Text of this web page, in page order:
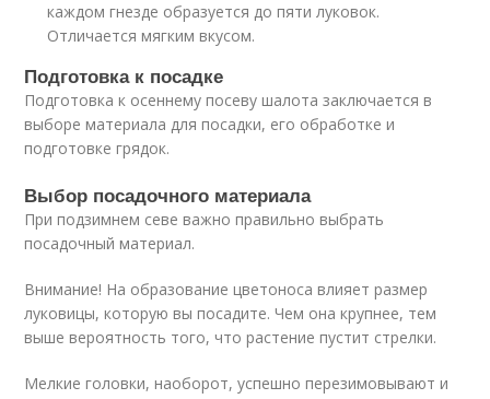
каждом гнезде образуется до пяти луковок.
Отличается мягким вкусом.
Подготовка к посадке
Подготовка к осеннему посеву шалота заключается в
выборе материала для посадки, его обработке и
подготовке грядок.
Выбор посадочного материала
При подзимнем севе важно правильно выбрать
посадочный материал.
Внимание! На образование цветоноса влияет размер
луковицы, которую вы посадите. Чем она крупнее, тем
выше вероятность того, что растение пустит стрелки.
Мелкие головки, наоборот, успешно перезимовывают и